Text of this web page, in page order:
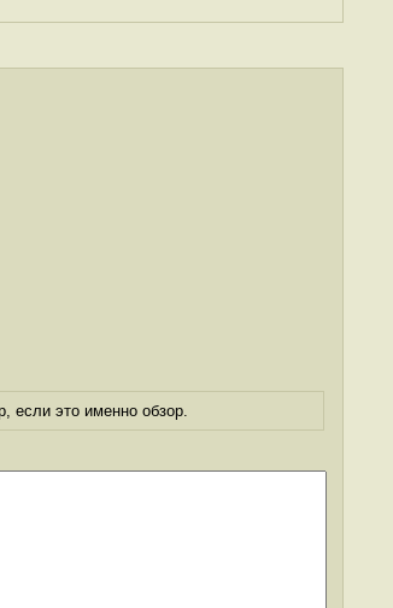
если это именно обзор.